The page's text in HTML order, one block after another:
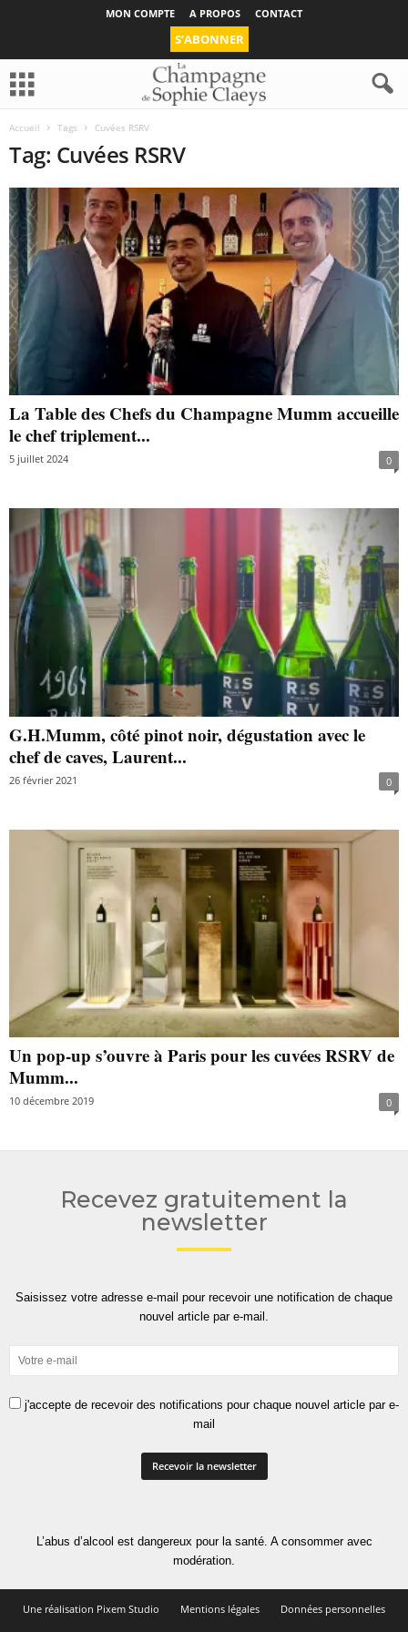
MON COMPTE A PROPOS CONTACT
S’ABONNER
Accueil Tags Cuvées RSRV
Tag: Cuvées RSRV
La Table des Chefs du Champagne Mumm accueille
le chef triplement...
5 juillet 2024 0
G.H.Mumm, côté pinot noir, dégustation avec le
chef de caves, Laurent...
26 février 2021 0
Un pop-up s’ouvre à Paris pour les cuvées RSRV de
Mumm...
10 décembre 2019 0
Recevez gratuitement la
newsletter
Saisissez votre adresse e-mail pour recevoir une notification de chaque
nouvel article par e-mail.
j'accepte de recevoir des notifications pour chaque nouvel article par e-
mail
L’abus d’alcool est dangereux pour la santé. A consommer avec
modération.
Une réalisation Pixem Studio Mentions légales
Données personnelles